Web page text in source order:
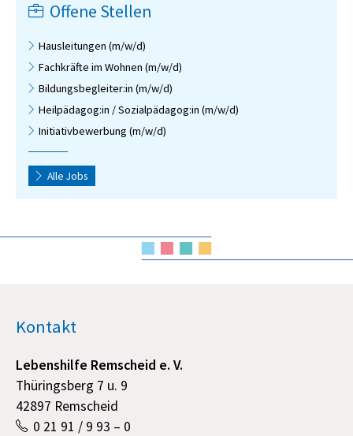
Offene Stellen
Hausleitungen (m/w/d)
Fachkräfte im Wohnen (m/w/d)
Bildungsbegleiter:in (m/w/d)
Heilpädagog:in / Sozialpädagog:in (m/w/d)
Initiativbewerbung (m/w/d)
Alle Jobs
Kontakt
Lebenshilfe Remscheid e. V.
Thüringsberg 7 u. 9
42897 Remscheid
0 21 91 / 9 93 – 0